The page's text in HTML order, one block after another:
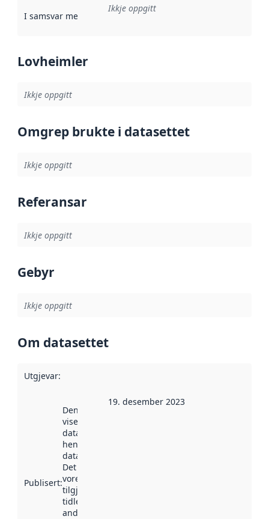
I samsvar med Referanse til ei implementeringsregel eller
Ikkje oppgitt
Lovheimler
Ikkje oppgitt
Omgrep brukte i datasettet
Ikkje oppgitt
Referansar
Ikkje oppgitt
Gebyr
Ikkje oppgitt
Om datasettet
Utgjevar:
Publisert:
Denne datoen
viser når
datasettet vart
henta inn av
data.norge.no.
Det kan ha
vore
tilgjengeleg
tidlegare
andre stader.
19. desember 2023